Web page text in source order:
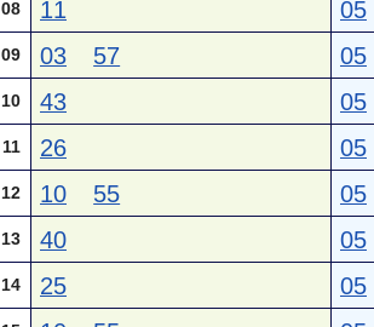
08 11 05
09 03 57 05
10 43 05
11 26 05
12 10 55 05
13 40 05
14 25 05